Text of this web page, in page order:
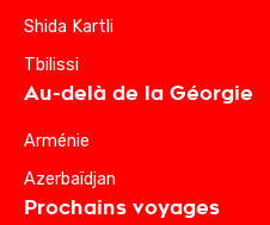
Shida Kartli
Tbilissi
Au-delà de la Géorgie
Arménie
Azerbaïdjan
Prochains voyages